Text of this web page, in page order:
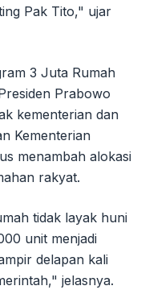
Pak Tito," ujar
3 Juta Rumah
Prabowo
kementerian dan
Kementerian
menambah alokasi
rakyat.
tidak layak huni
unit menjadi
delapan kali
jelasnya.